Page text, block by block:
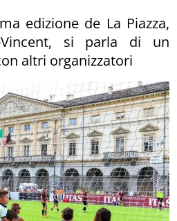
edizione de La Piazza,
si parla di un
altri organizzatori